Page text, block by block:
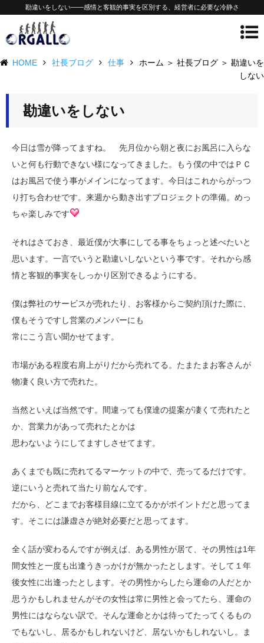
勘違いをしない——感情と客観的事実を区別する、経営者に必要な冷静さ
HOME 社長ブログ 仕事
ホーム ＞ 社長ブログ ＞ 勘違いを
しない
勘違いをしない
今日は雪が降ってますね。 先月位から朝と夜にお風呂に入らな
いと何も行動できない様になってきました。もう僕の中ではＰＣ
はお風呂で使う事がメインになってます。今日はこれからがっつ
り打ち合わせです。来週から動き出すプロジェクトの準備。めっ
ちゃ楽しみです
それはさておき、最近僕が大事にしてる事をちょっと述べたいと
思います。一言でいうと勘違いしないという事です。それから感
情と客観的事実をしっかり区別できるようにする。
僕は弊社のサービスが売れたり、お客様からご契約頂けた際に、
僕もそうですし営業のメンバーにも
常にこう言い聞かせてます。
市場がある程度右肩上がりだから売れてる。たまたまお客さんが
物凄く良い方で売れた。
当然といえば当然です。間違っても僕達の提案が凄くて売れたと
か、営業力があって売れたとかは
思わないようにしてますしさせてます。
あくまでも既に売れてるマーケットの中で、売ってるだけです。
逆にいうと売れて当たり前なんです。
だから、どこまでお客様目線に立てるかがポイントだと思ってま
す。そこには謙虚さが絶対必要だと思ってます。
全く話が変わるんですが例えば、ある男性が居て、その男性は1年
間女性と一度も出逢うきっかけが無かったとします。そして１年
後女性に出逢ったとします。その男性からしたら運命の人だとか
思うかもしれませんがその女性は常に男性と会ってたら、運命の
男性にはならない訳で。そんな運命とかは待ってたってくるもの
でもないし、居るかもしれないけど、居ないかもしれないし。ま